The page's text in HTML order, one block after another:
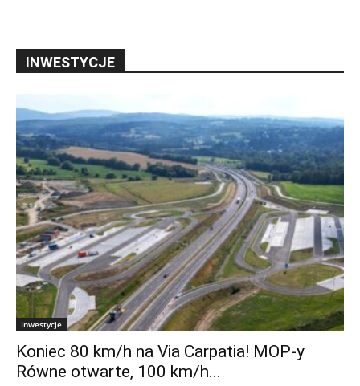
INWESTYCJE
Inwestycje
Koniec 80 km/h na Via Carpatia! MOP-y
Równe otwarte, 100 km/h...